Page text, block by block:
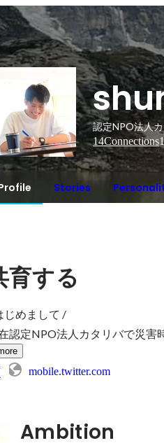
認定NPO法人
14Connections
Stories
育する
じめまして /
認定NPO法人カタリバで災害
mobile.twitter.com
Ambition